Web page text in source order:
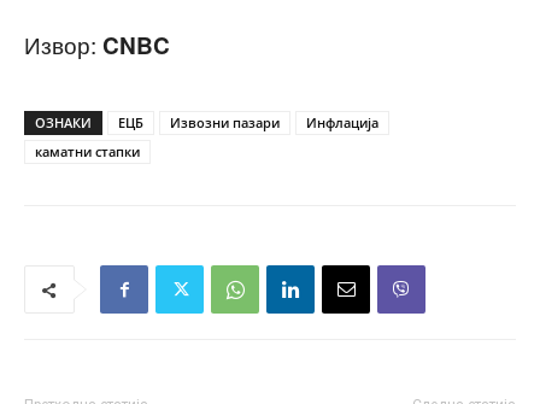
Извор: CNBC
ОЗНАКИ ЕЦБ Извозни пазари
Инфлација
каматни стапки